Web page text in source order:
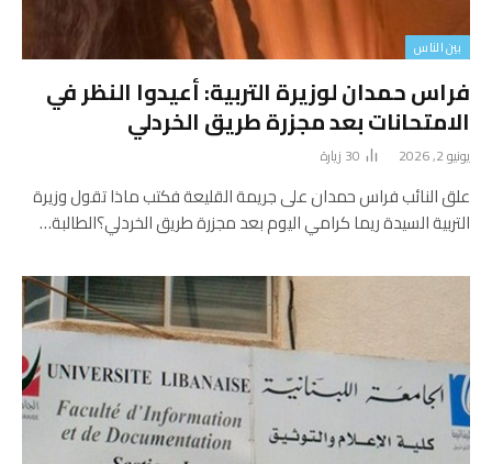
بين الناس
فراس حمدان لوزيرة التربية: أعيدوا النظر في
الامتحانات بعد مجزرة طريق الخردلي
يونيو 2, 2026 30 زيارة
علق النائب فراس حمدان على جريمة القليعة فكتب ماذا تقول وزيرة
التربية السيدة ريما كرامي اليوم بعد مجزرة طريق الخردلي؟الطالبة…